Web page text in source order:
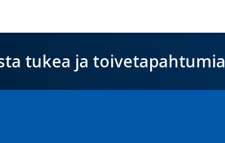
tukea ja toivetapahtumia